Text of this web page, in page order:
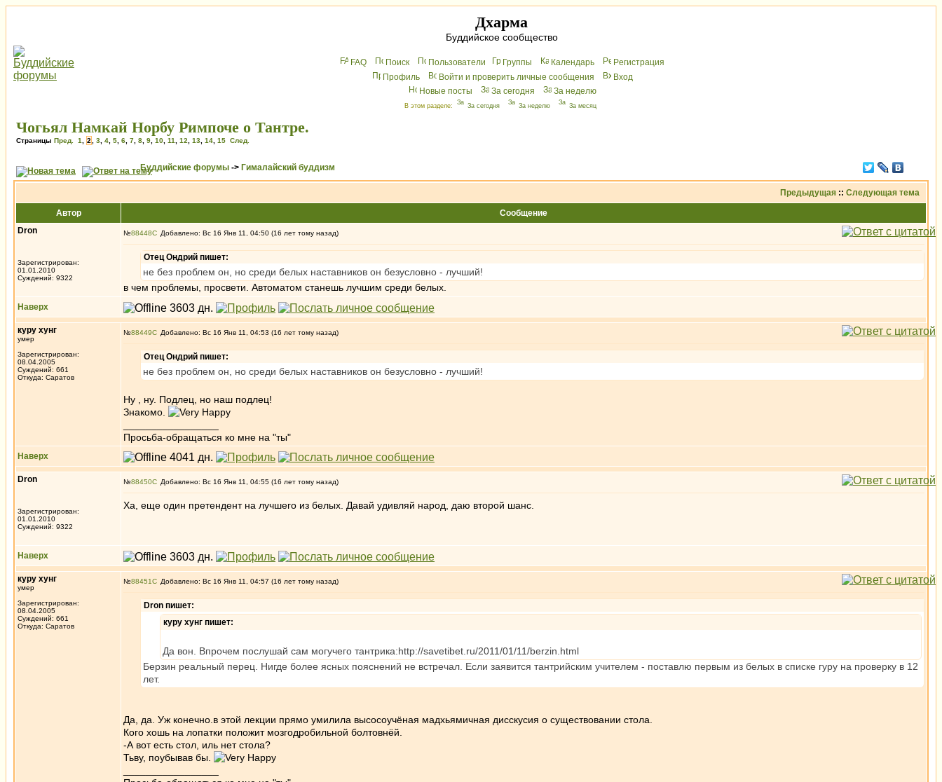
Дхарма
Буддийское сообщество
FAQ Поиск Пользователи Группы Календарь
Peгиcтрaция
Профиль
Войти и проверить личные сообщения
Вхoд
Новые посты
За сегодня За неделю
В этом разделе: За сегодня За неделю За месяц
Чогьял Намкай Норбу Римпоче о Тантре.
Страницы Пред. 1 2 3 4 5 6 7 8 9 10 11 12 13 14 15 След.
Буддийские форумы -> Гималайский буддизм
Предыдущая :: Следующая тема
Автор
Сообщение
Dron
Зарегистрирован:
01.01.2010
Суждений: 9322
№88448 Добавлено: Вс 16 Янв 11, 04:50 (16 лет тому назад)
Отец Ондрий пишет:
не без проблем он, но среди белых наставников он безусловно - лучший!
в чем проблемы, просвети. Автоматом станешь лучшим среди белых.
Наверх
куру хунг
умер
Зарегистрирован:
08.04.2005
Суждений: 661
Откуда: Саратов
№88449 Добавлено: Вс 16 Янв 11, 04:53 (16 лет тому назад)
Отец Ондрий пишет:
не без проблем он, но среди белых наставников он безусловно - лучший!
Ну , ну. Подлец, но наш подлец!
Знакомо.
Просьба-обращаться ко мне на "ты"
Наверх
Dron
Зарегистрирован:
01.01.2010
Суждений: 9322
№88450 Добавлено: Вс 16 Янв 11, 04:55 (16 лет тому назад)
Ха, еще один претендент на лучшего из белых. Давай удивляй народ, даю второй шанс.
Наверх
куру хунг
умер
Зарегистрирован:
08.04.2005
Суждений: 661
Откуда: Саратов
№88451 Добавлено: Вс 16 Янв 11, 04:57 (16 лет тому назад)
Dron пишет:
куру хунг пишет:
Да вон. Впрочем послушай сам могучего тантрика:http://savetibet.ru/2011/01/11/berzin.html
Берзин реальный перец. Нигде более ясных пояснений не встречал. Если заявится тантрийским учителем - поставлю первым из белых в списке гуру на проверку в 12
лет.
Да, да. Уж конечно.в этой лекции прямо умилила высосоучёная мадхьямичная дисскусия о существовании стола.
Кого хошь на лопатки положит мозгодробильной болтовнёй.
-А вот есть стол, иль нет стола?
Тьву, поубывав бы.